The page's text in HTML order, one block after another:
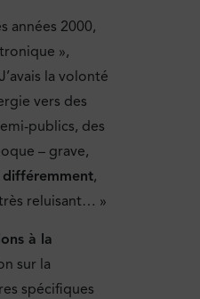
années 2000,
»,
la volonté
vers des
publics, des
– grave,
différemment,
reluisant… »
à la
sur la
spécifiques